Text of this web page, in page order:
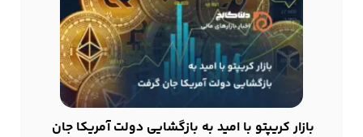
بازار کریپتو با امید به بازگشایی دولت آمریکا جان